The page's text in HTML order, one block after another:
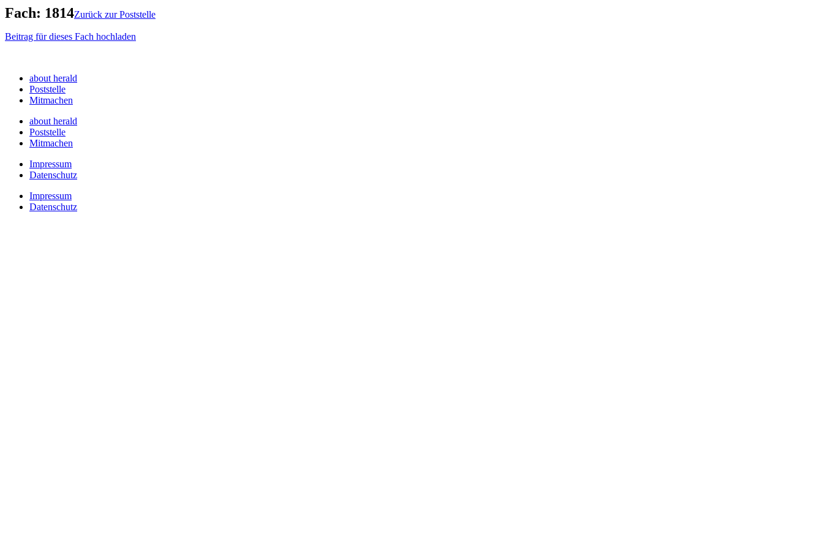
Fach: 1814Zurück zur Poststelle
Beitrag für dieses Fach hochladen
about herald
Poststelle
Mitmachen
about herald
Poststelle
Mitmachen
Impressum
Datenschutz
Impressum
Datenschutz